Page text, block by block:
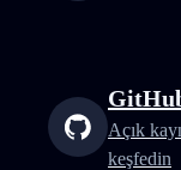
Açık
keşfedin